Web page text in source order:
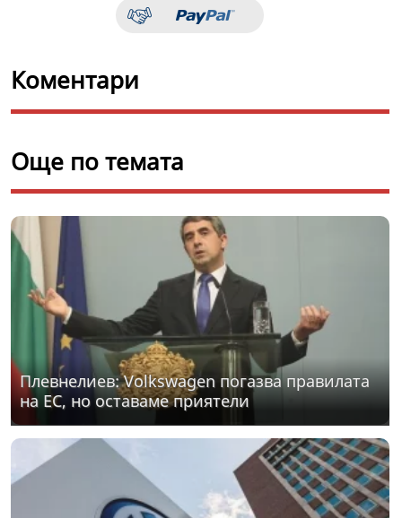
Коментари
Още по темата
Плевнелиев: Volkswagen погазва правилата
на ЕС, но оставаме приятели